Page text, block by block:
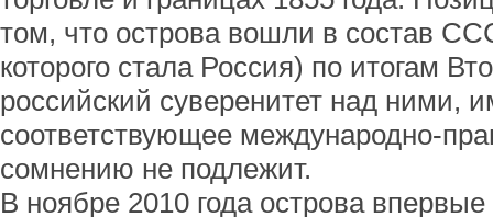
том, что острова вошли в состав
которого стала Россия) по итогам
российский суверенитет над ними,
соответствующее международно-
сомнению не подлежит.
В ноябре 2010 года острова